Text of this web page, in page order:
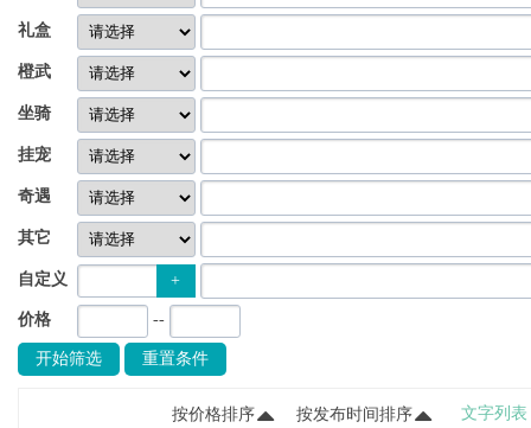
礼盒
橙武
坐骑
挂宠
奇遇
其它
自定义 +
价格 --
开始筛选 重置条件
按价格排序
按发布时间排序
文字列表